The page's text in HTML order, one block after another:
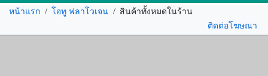
หน้าแรก / โอทู ฟลาโวเจน / สินค้าทั้งหมดในร้าน
ติดต่อโฆษณา